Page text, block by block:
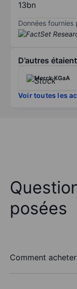
13bn
Données fournies
D’autres
Merck KGaA
Voir toutes les
posées
Comment